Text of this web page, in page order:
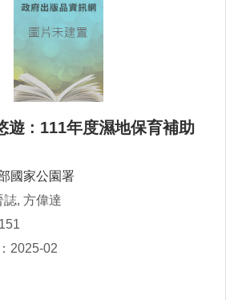
遊 : 111年度濕地保育補助
國家公園署
, 方偉達
2025-02